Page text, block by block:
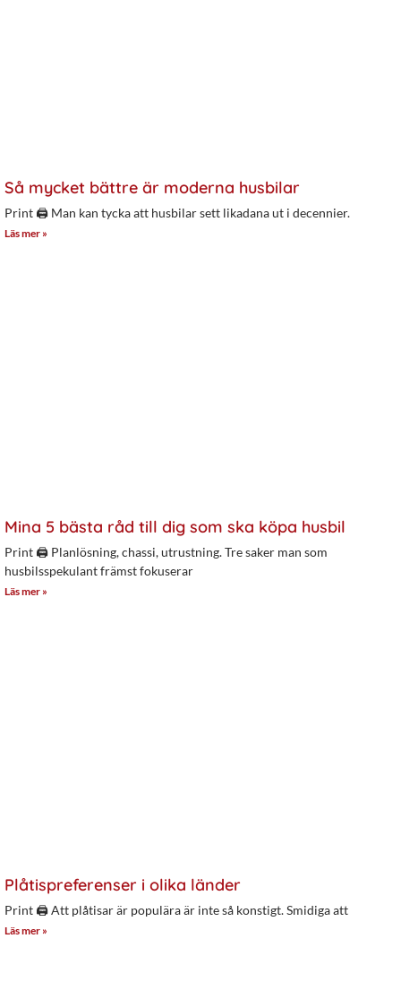
Så mycket bättre är moderna husbilar
Print 🖨 Man kan tycka att husbilar sett likadana ut i decennier.
Läs mer »
Mina 5 bästa råd till dig som ska köpa husbil
Print 🖨 Planlösning, chassi, utrustning. Tre saker man som
husbilsspekulant främst fokuserar
Läs mer »
Plåtispreferenser i olika länder
Print 🖨 Att plåtisar är populära är inte så konstigt. Smidiga att
Läs mer »